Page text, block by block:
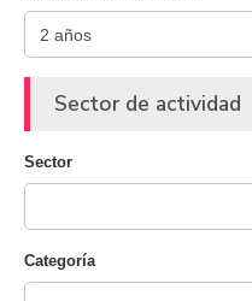
Sector de actividad
Sector
Categoría